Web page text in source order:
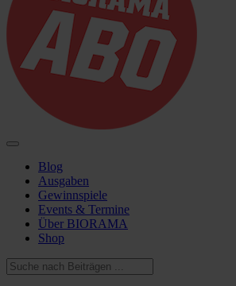
Blog
Ausgaben
Gewinnspiele
Events & Termine
Über BIORAMA
Shop